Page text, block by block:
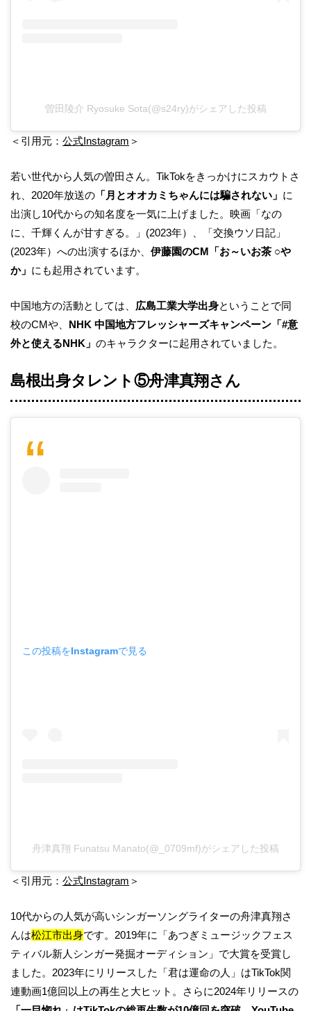
曽田陵介 Ryosuke Sota(@s24ry)がシェアした投稿
＜引用元： 公式Instagram ＞
若い世代から人気の曽田さん。TikTokをきっかけにスカウトさ
れ、2020年放送の 「月とオオカミちゃんには騙されない」 に
出演し10代からの知名度を一気に上げました。映画「なの
に、千輝くんが甘すぎる。」(2023年）、「交換ウソ日記」
(2023年）への出演するほか、 伊藤園のCM「お～いお茶 ○や
か」 にも起用されています。
中国地方の活動としては、 広島工業大学出身ということで同
校のCMや、 NHK 中国地方フレッシャーズキャンペーン「#意
外と使えるNHK」 のキャラクターに起用されていました。
島根出身タレント⑤舟津真翔さん
この投稿をInstagramで見る
舟津真翔 Funatsu Manato(@_0709mf)がシェアした投稿
＜引用元： 公式Instagram ＞
10代からの人気が高いシンガーソングライターの舟津真翔さ
んは松江市出身です。2019年に「あつぎミュージックフェス
ティバル新人シンガー発掘オーディション」で大賞を受賞し
ました。2023年にリリースした「君は運命の人」はTikTok関
連動画1億回以上の再生と大ヒット。さらに2024年リリースの